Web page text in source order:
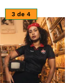
3 de 4